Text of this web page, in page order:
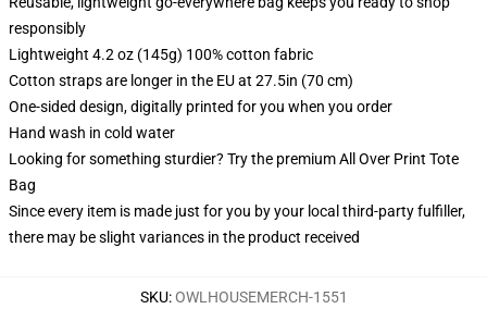
responsibly
Lightweight 4.2 oz (145g) 100% cotton fabric
Cotton straps are longer in the EU at 27.5in (70 cm)
One-sided design, digitally printed for you when you order
Hand wash in cold water
Looking for something sturdier? Try the premium All Over Print Tote
Bag
Since every item is made just for you by your local third-party fulfiller,
there may be slight variances in the product received
SKU:OWLHOUSEMERCH-1551